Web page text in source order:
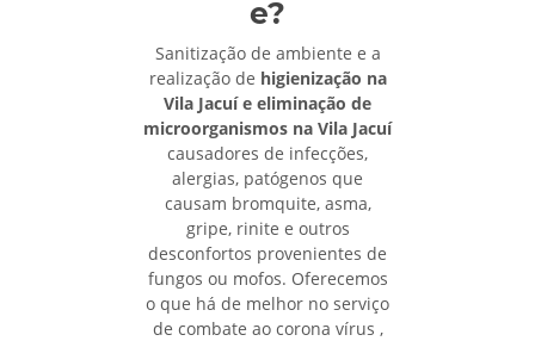
e?
Sanitização de ambiente e a
realização de higienização na
Vila Jacuí e eliminação de
microorganismos na Vila Jacuí
causadores de infecções,
alergias, patógenos que
causam bromquite, asma,
gripe, rinite e outros
desconfortos provenientes de
fungos ou mofos. Oferecemos
o que há de melhor no serviço
de combate ao corona vírus ,